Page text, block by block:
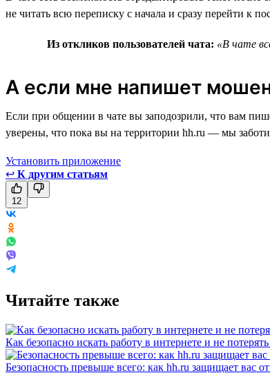
не читать всю переписку с начала и сразу перейти к
Из откликов пользователей чата: «В чате
А если мне напишет
Если при общении в чате вы заподозрили, что вам
уверены, что пока вы на территории hh.ru — мы
Установить приложение
↩ К другим статьям
12
Читайте также
Как безопасно искать работу в интернете и не
Безопасность превыше всего: как hh.ru защищает вас